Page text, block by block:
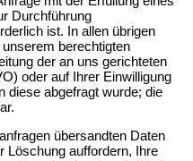
Durchführung
ist. In allen übrigen
berechtigten
der an uns gerichteten
oder auf Ihrer Einwilligung
diese abgefragt wurde; die
übersandten Daten
Löschung auffordern, Ihre